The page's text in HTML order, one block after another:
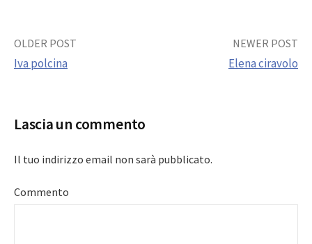
Post
OLDER POST
Iva polcina
NEWER POST
Elena ciravolo
Lascia un commento
Il tuo indirizzo email non sarà pubblicato.
Commento